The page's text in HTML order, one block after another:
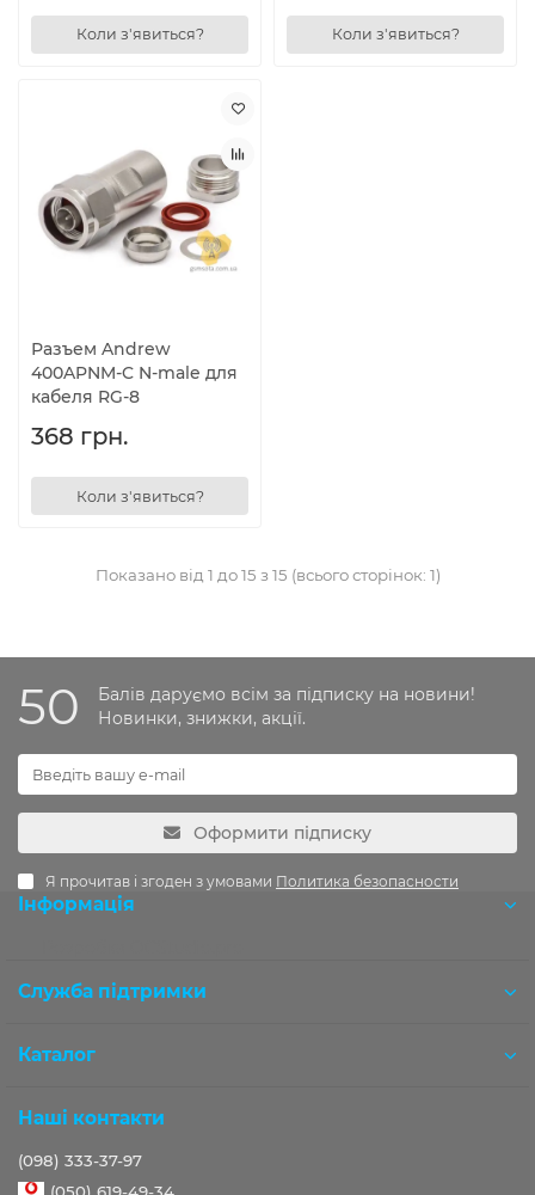
Коли з'явиться? Коли з'явиться?
Разъем Andrew
400APNM-C N-male для
кабеля RG-8
368 грн.
Коли з'явиться?
Показано від 1 до 15 з 15 (всього сторінок: 1)
50
Балів даруємо всім за підписку на новини!
Новинки, знижки, акції.
Оформити підписку
Я прочитав і згоден з умовами Политика безопасности
Інформація
Служба підтримки
Каталог
Наші контакти
(098) 333-37-97